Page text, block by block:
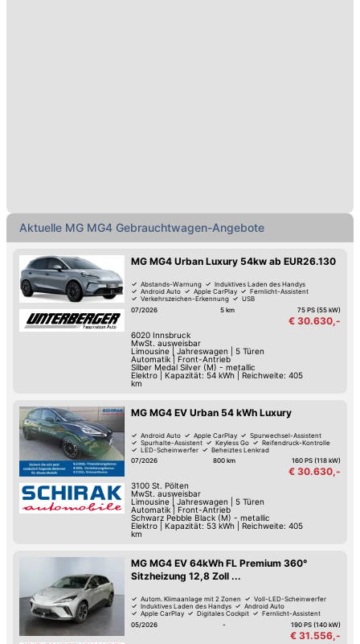
Aktuelle MG MG4 Gebrauchtwagen-Angebote
MG MG4 Urban Luxury 54kw ab EUR26.130
Abstands-Warnung
Induktives Laden des Handys
Android Auto
Apple CarPlay
Fernlicht-Assistent
Verkehrszeichen-Erkennung
USB
Spurwechsel-Assistent
07/2026 5 km 75 PS (55 kW)
€ 30.630,-
6020 Innsbruck
MwSt. ausweisbar
Limousine| Jahreswagen
5 Türen
Automatik| Front-Antrieb
Silber Medal Silver (M) - metallic
Elektro
Kapazität: 54 kWh | Reichweite: 405
km
MG MG4 EV Urban 54 kWh Luxury
Android Auto Apple CarPlay
Spurwechsel-Assistent
Spurhalte-Assistent
Keyless Go
Reifendruck-Kontrolle
LED-Scheinwerfer
Beheiztes Lenkrad
07/2026
800 km 160 PS (118 kW)
€ 30.630,-
3100 St. Pölten
MwSt. ausweisbar
Limousine| Jahreswagen
5 Türen
Automatik| Front-Antrieb
Schwarz Pebble Black (M) - metallic
Elektro
Kapazität: 53 kWh | Reichweite: 405
km
MG MG4 EV 64kWh FL Premium 360°
Sitzheizung 12,8 Zoll ...
Autom. Klimaanlage mit 2 Zonen
Voll-LED-Scheinwerfer
Induktives Laden des Handys
Android Auto
Apple CarPlay
Digitales Cockpit
Fernlicht-Assistent
360°-Kamera
05/2026 - 190 PS (140 kW)
€ 31.556,-